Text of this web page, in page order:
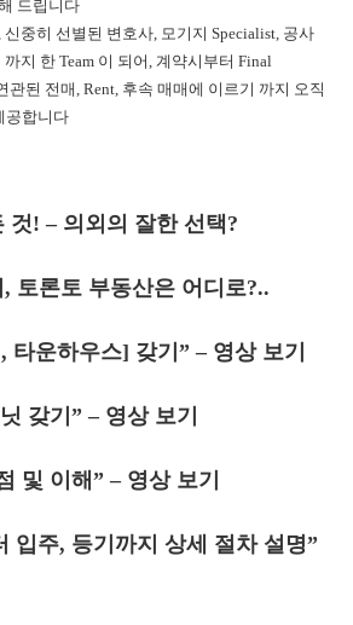
드립니다
중히 선별된 변호사, 모기지 Specialist, 공사
지 한 Team 이 되어, 계약시부터 Final
관된 전매, Rent, 후속 매매에 이르기 까지 오직
공합니다
것! – 의외의 잘한 선택?
, 토론토 부동산은 어디로?..
타운하우스] 갖기” – 영상 보기
갖기” – 영상 보기
및 이해” – 영상 보기
입주, 등기까지 상세 절차 설명”